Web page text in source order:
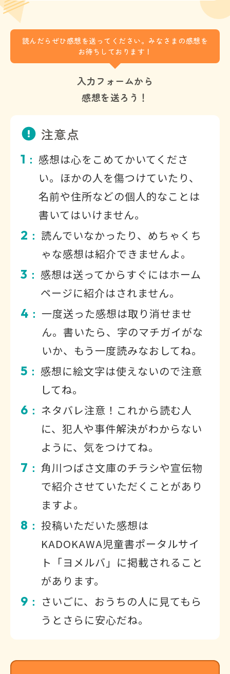
読んだらぜひ感想を送ってください。みなさまの感想を
お待ちしております！
入力フォームから
感想を送ろう！
注意点
1 ： 感想は心をこめてかいてくださ
い。ほかの人を傷つけていたり、
名前や住所などの個人的なことは
書いてはいけません。
2 ： 読んでいなかったり、めちゃくち
ゃな感想は紹介できませんよ。
3 ： 感想は送ってからすぐにはホーム
ページに紹介はされません。
4 ： 一度送った感想は取り消せませ
ん。書いたら、字のマチガイがな
いか、もう一度読みなおしてね。
5 ： 感想に絵文字は使えないので注意
してね。
6 ： ネタバレ注意！これから読む人
に、犯人や事件解決がわからない
ように、気をつけてね。
7 ： 角川つばさ文庫のチラシや宣伝物
で紹介させていただくことがあり
ますよ。
8 ： 投稿いただいた感想は
KADOKAWA児童書ポータルサイ
ト「ヨメルバ」に掲載されること
があります。
9 ：
さいごに、おうちの人に見てもら
うとさらに安心だね。